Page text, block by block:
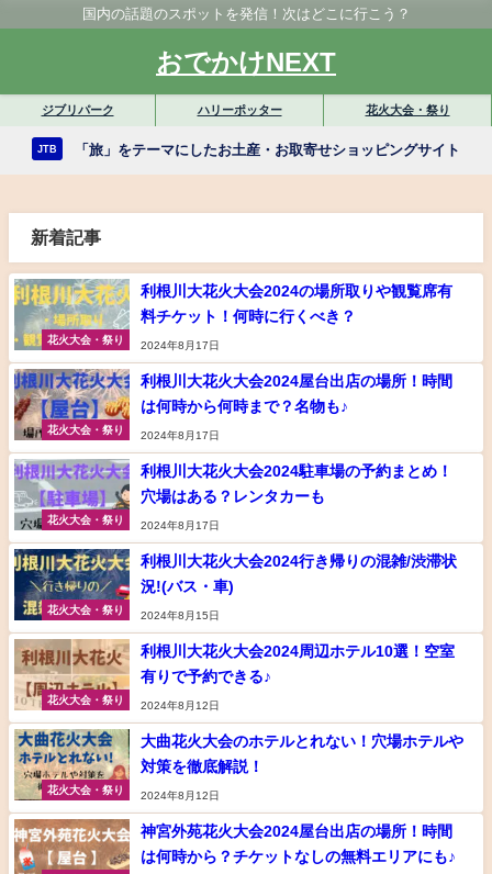
国内の話題のスポットを発信！次はどこに行こう？
おでかけNEXT
ジブリパーク ハリーポッター 花火大会・祭り
JTB 「旅」をテーマにしたお土産・お取寄せショッピングサイト
新着記事
花火大会・祭り
利根川大花火大会2024の場所取りや観覧席有
料チケット！何時に行くべき？
2024年8月17日
花火大会・祭り
利根川大花火大会2024屋台出店の場所！時間
は何時から何時まで？名物も♪
2024年8月17日
花火大会・祭り
利根川大花火大会2024駐車場の予約まとめ！
穴場はある？レンタカーも
2024年8月17日
花火大会・祭り
利根川大花火大会2024行き帰りの混雑/渋滞状
況!(バス・車)
2024年8月15日
花火大会・祭り
利根川大花火大会2024周辺ホテル10選！空室
有りで予約できる♪
2024年8月12日
花火大会・祭り
大曲花火大会のホテルとれない！穴場ホテルや
対策を徹底解説！
2024年8月12日
神宮外苑花火大会2024屋台出店の場所！時間
は何時から？チケットなしの無料エリアにも♪